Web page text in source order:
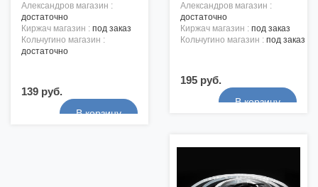
александров магазин :
достаточно
киржач магазин : под заказ
кольчугино магазин :
достаточно
139 руб.
александров магазин :
достаточно
киржач магазин : под заказ
кольчугино магазин : под заказ
195 руб.